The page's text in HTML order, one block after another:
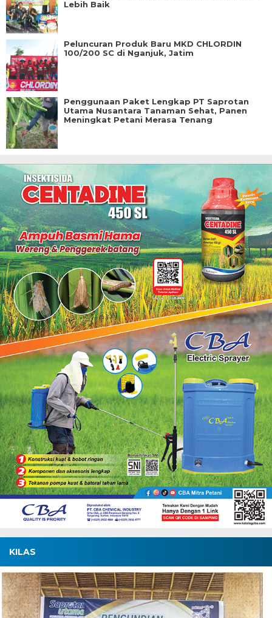
Lebih Baik
Peluncuran Produk Baru MKD CHLORDIN
100/200 SC di Nganjuk, Jatim
Penggunaan Paket Lengkap PT Saprotan
Utama Nusantara Tanaman Sehat, Panen
Meningkat Petani Merasa Tenang
KILAS